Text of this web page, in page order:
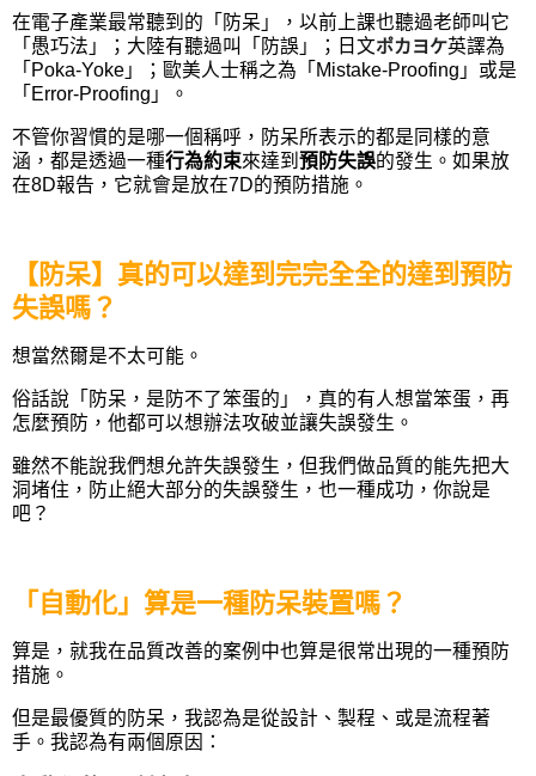
在電子產業最常聽到的「防呆」，以前上課也聽過老師叫它
「愚巧法」； 大陸有聽過叫「防誤」 ； 日文ポカヨケ英譯為
「Poka-Yoke」
； 歐美人士稱之為「Mistake-Proofing」或是
「Error-Proofing」。
不管你習慣的是哪一個稱呼，防呆所表示的都是同樣的意
涵，都是透過一種行為約束來達到 預防失誤的發生。如果放
在8D報告，它就會是放在7D的預防措施。
【防呆】真的可以達到完完全全的達到預防
失誤嗎？
想當然爾是不太可能。
俗話說「防呆，是防不了笨蛋的」，真的有人想當笨蛋，再
怎麼預防，他都可以想辦法攻破並讓失誤發生。
雖然不能說我們想允許失誤發生， 但我們做品質的能先把大
洞堵住，防止絕大部分的失誤發生，也一種成功，你說是
吧？
「自動化」算是一種防呆裝置嗎 ？
算是，就我在品質改善的案例中也算是很常出現的一種預防
措施。
但是最優質的防呆，我認為是從設計、製程、或是流程著
手。我認為有兩個原因：